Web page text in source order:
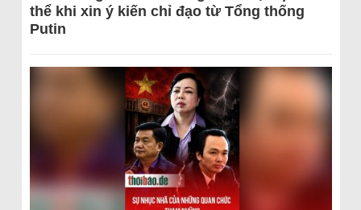
thể khi xin ý kiến chỉ đạo từ Tổng thống
Putin